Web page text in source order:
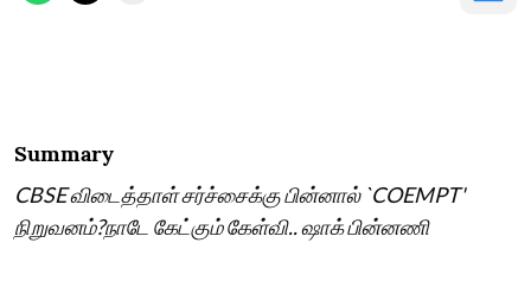
Summary
CBSE விடைத்தாள் சர்ச்சைக்கு பின்னால் `COEMPT'
நிறுவனம்?நாடே கேட்கும் கேள்வி.. ஷாக் பின்னணி